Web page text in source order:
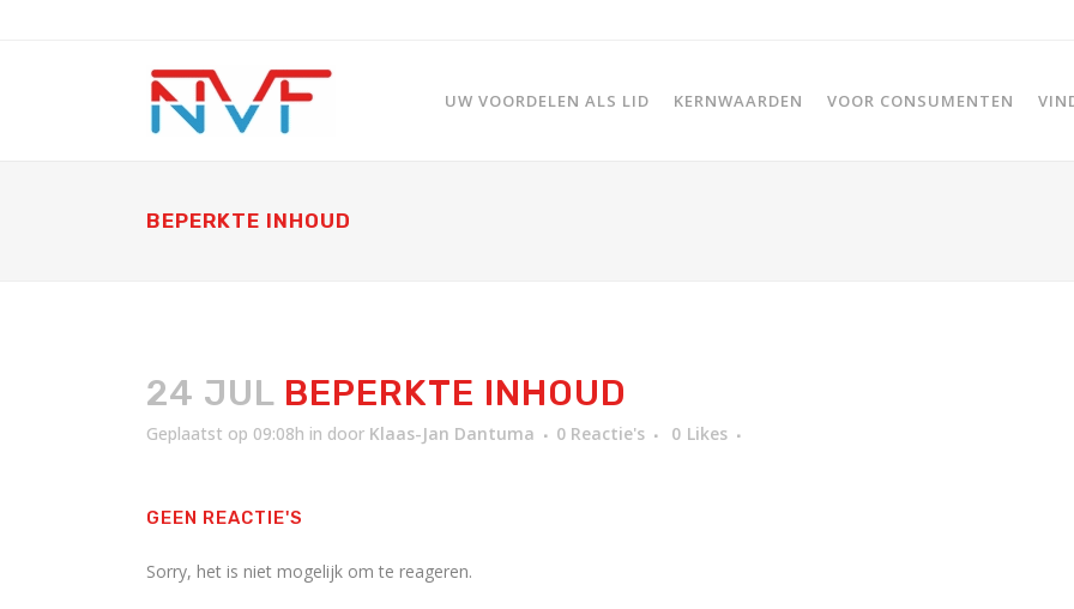
UW VOORDELEN ALS LID KERNWAARDEN VOOR CONSUMENTEN
BEPERKTE INHOUD
24 JUL BEPERKTE INHOUD
Geplaatst op 09:08h in door Klaas-Jan Dantuma 0 Reactie's 0 Likes
GEEN REACTIE'S
Sorry, het is niet mogelijk om te reageren.